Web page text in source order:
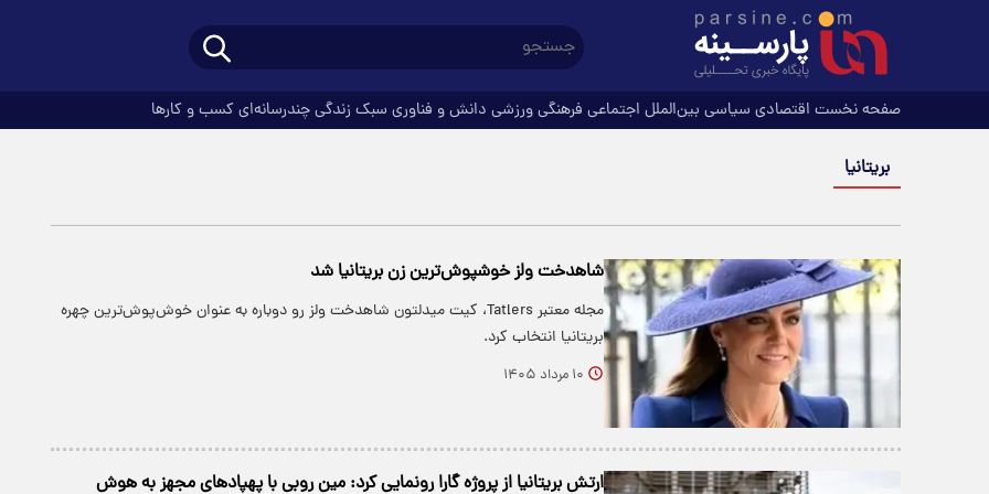
صفحه نخست اقتصادی سیاسی بین‌الملل اجتماعی فرهنگیورزشی دانش و فناوری سبک زندگیچندرسانه‌ای کسب و کارها
بریتانیا
شاهدخت ولز خوشپوش‌‌ترین زن بریتانیا شد
مجله معتبر Tatlers، کیت میدلتون شاهدخت ولز رو دوباره به عنوان خوش‌پوش‌ترین چهره
بریتانیا انتخاب کرد.
۱۰ مرداد ۱۴۰۵
ارتش بریتانیا از پروژه گارا رونمایی کرد: مین روبی با پهپادهای مجهز به هوش